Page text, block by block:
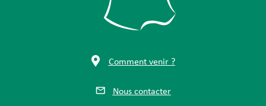
Comment venir ?
Nous contacter